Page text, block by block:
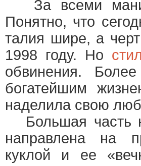
За всеми
Понятно, что
талия шире, а
1998 году. Но
обвинения.
богатейшим
наделила свою
Большая часть
направлена на
куклой и ее